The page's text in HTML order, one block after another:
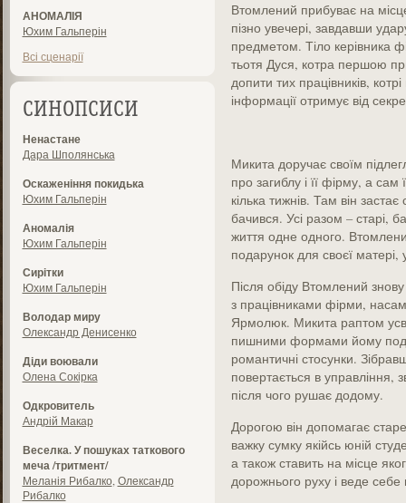
АНОМАЛІЯ
Юхим Гальперін
Всі сценарії
СИНОПСИСИ
Ненастане
Дара Шполянська
Оскаженіння покидька
Юхим Гальперін
Аномалія
Юхим Гальперін
Сирітки
Юхим Гальперін
Володар миру
Олександр Денисенко
Діди воювали
Олена Сокірка
Одкровитель
Андрій Макар
Веселка. У пошуках таткового
меча /тритмент/
Меланія Рибалко Олександр
Рибалко
Втомлений прибуває на
пізно увечері, завдавши
предметом. Тіло керівника
тьотя Дуся, котра першою
допити тих працівників,
інформації отримує від
Микита доручає своїм
про загиблу і її фірму, а сам
кілька тижнів. Там він
бачився. Усі разом – старі,
життя одне одного.
подарунок для своєї
Після обіду Втомлений
з працівниками фірми,
Ярмолюк. Микита раптом
пишними формами йому
романтичні стосунки.
повертається в управління,
після чого рушає додому.
Дорогою він допомагає
важку сумку якійсь юній
а також ставить на місце
дорожнього руху і веде себе